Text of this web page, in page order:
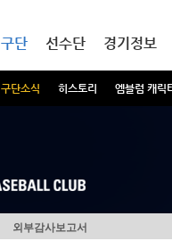
구단
구단소식 히스토리 엠블럼 캐릭
선수단 경기정보
외부감사보고서